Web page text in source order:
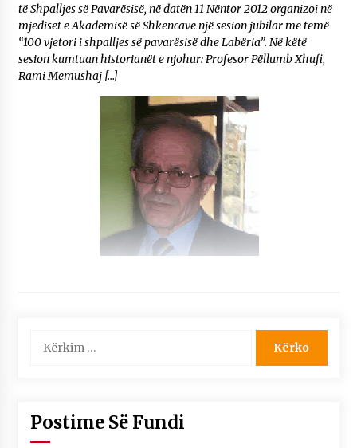
të Shpalljes së Pavarësisë, në datën 11 Nëntor 2012 organizoi në
mjediset e Akademisë së Shkencave një sesion jubilar me temë
“100 vjetori i shpalljes së pavarësisë dhe Labëria”. Në këtë
sesion kumtuan historianët e njohur: Profesor Pëllumb Xhufi,
Rami Memushaj […]
për:
Postime Së Fundi